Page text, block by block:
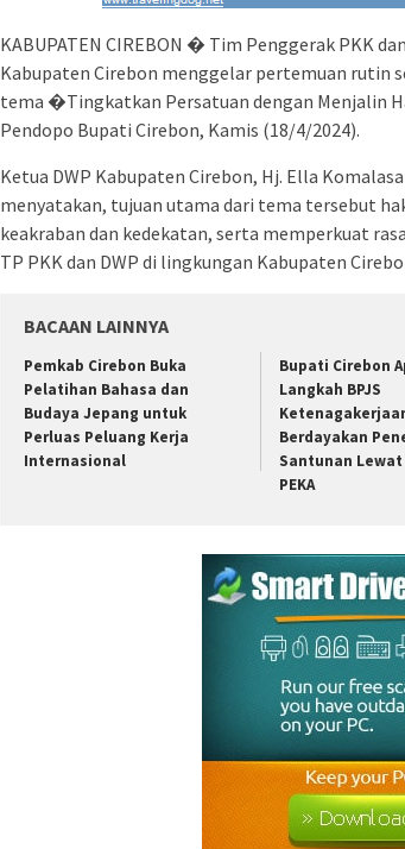
KABUPATEN CIREBON � Tim Penggerak PKK
Kabupaten Cirebon menggelar pertemuan rutin
tema �Tingkatkan Persatuan dengan Menjalin
Pendopo Bupati Cirebon, Kamis (18/4/2024).
Ketua DWP Kabupaten Cirebon, Hj. Ella
menyatakan, tujuan utama dari tema tersebut
keakraban dan kedekatan, serta memperkuat
TP PKK dan DWP di lingkungan Kabupaten
BACAAN LAINNYA
Pemkab Cirebon Buka
Pelatihan Bahasa dan
Budaya Jepang untuk
Perluas Peluang Kerja
Internasional
Bupati Cirebon
Langkah BPJS
Berdayakan
Santunan
PEKA